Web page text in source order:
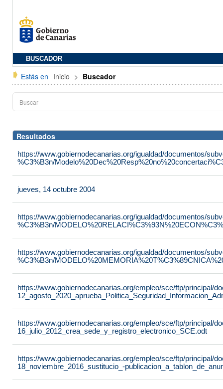
BUSCADOR
Estás en Inicio > Buscador
Resultados
https://www.gobiernodecanarias.org/igualdad/documentos/
%C3%B3n/
jueves, 14 octubre 2004
https://www.gobiernodecanarias.org/igualdad/documentos/
%C3%B3n/
https://www.gobiernodecanarias.org/igualdad/documentos/
%C3%B3n/
https://www.gobiernodecanarias.org/empleo/sce/ftp/principal/
https://www.gobiernodecanarias.org/empleo/sce/ftp/principal/
16_julio_2012_crea_sede_y_registro_electronico_SCE.odt
https://www.gobiernodecanarias.org/empleo/sce/ftp/principal/
18_noviembre_2016_sustitucio_-